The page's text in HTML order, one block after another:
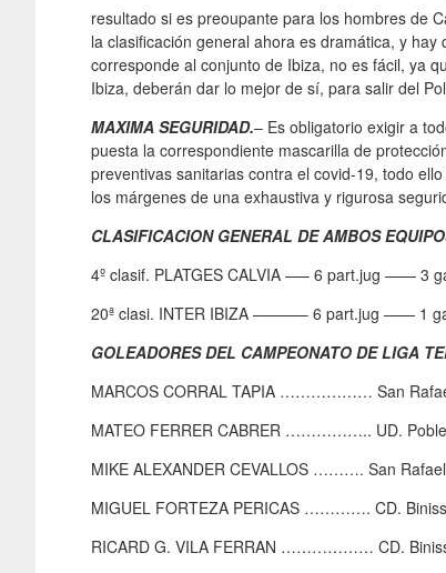
resultado si es preoupante para los hombres de
la clasificación general ahora es dramática, y
corresponde al conjunto de Ibiza, no es fácil, ya
Ibiza, deberán dar lo mejor de sí, para salir del
MAXIMA SEGURIDAD.– Es obligatorio exigir a
puesta la correspondiente mascarilla de
preventivas sanitarias contra el covid-19, todo
los márgenes de una exhaustiva y rigurosa
CLASIFICACION GENERAL DE AMBOS
4º clasif. PLATGES CALVIA —– 6 part.jug ——
20ª clasi. INTER IBIZA ———– 6 part.jug —— 1
GOLEADORES DEL CAMPEONATO DE LIGA
MARCOS CORRAL TAPIA ……………… San
MATEO FERRER CABRER …………….. UD.
MIKE ALEXANDER CEVALLOS ………. San
MIGUEL FORTEZA PERICAS …………. CD.
RICARD G. VILA FERRAN ……………… CD.